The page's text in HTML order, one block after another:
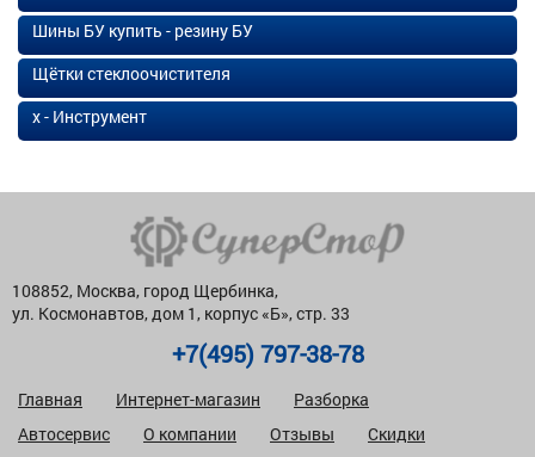
Шины БУ купить - резину БУ
Щётки стеклоочистителя
х - Инструмент
108852, Москва, город Щербинка,
ул. Космонавтов, дом 1, корпус «Б», стр. 33
+7(495) 797-38-78
Главная Интернет-магазин
Разборка
Автосервис
О компании Отзывы Скидки